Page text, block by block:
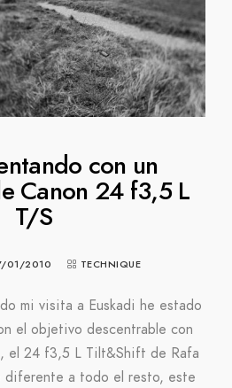
con un
Canon 24 f3,5 L
T/S
01/2010 TECHNIQUE
mi visita a Euskadi he estado
el objetivo descentrable con
el 24 f3,5 L Tilt&Shift de Rafa
diferente a todo el resto, este